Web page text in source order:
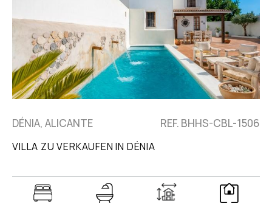
DÉNIA, ALICANTE REF. BHHS-CBL-1506
VILLA ZU VERKAUFEN IN DÉNIA